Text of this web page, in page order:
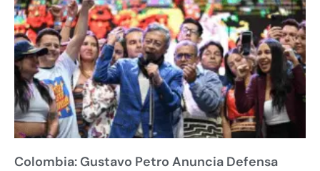
Colombia: Gustavo Petro Anuncia Defensa